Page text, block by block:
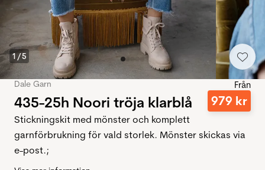
1 /5
Dale Garn
435-25h Noori tröja klarblå
Från
979 kr
Stickningskit med mönster och komplett
garnförbrukning för vald storlek. Mönster skickas via
e-post.;